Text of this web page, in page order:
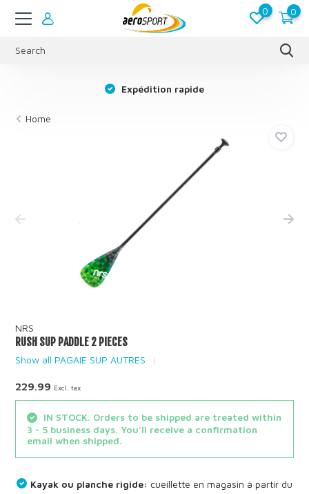
0 0
Expédition rapide
Home
NRS
RUSH SUP PADDLE 2 PIECES
Show all PAGAIE SUP AUTRES
229.99 Excl. tax
IN STOCK. Orders to be shipped are treated within
3 - 5 business days. You'll receive a confirmation
email when shipped.
Kayak ou planche rigide: cueillette en magasin à partir du